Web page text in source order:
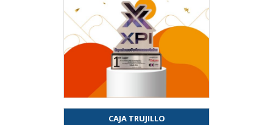
CAJA TRUJILLO